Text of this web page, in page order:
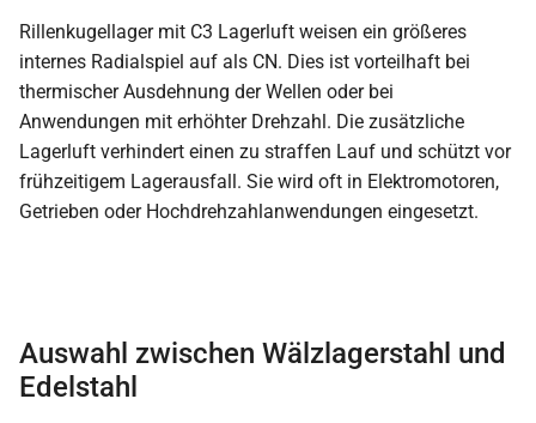
Rillenkugellager mit C3 Lagerluft weisen ein größeres
internes Radialspiel auf als CN. Dies ist vorteilhaft bei
thermischer Ausdehnung der Wellen oder bei
Anwendungen mit erhöhter Drehzahl. Die zusätzliche
Lagerluft verhindert einen zu straffen Lauf und schützt vor
frühzeitigem Lagerausfall. Sie wird oft in Elektromotoren,
Getrieben oder Hochdrehzahlanwendungen eingesetzt.
Auswahl zwischen Wälzlagerstahl und
Edelstahl